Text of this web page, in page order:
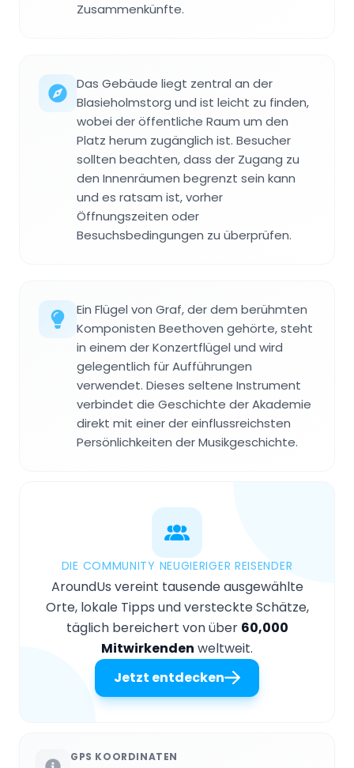
Zusammenkünfte.
Das Gebäude liegt zentral an der
Blasieholmstorg und ist leicht zu finden,
wobei der öffentliche Raum um den
Platz herum zugänglich ist. Besucher
sollten beachten, dass der Zugang zu
den Innenräumen begrenzt sein kann
und es ratsam ist, vorher
Öffnungszeiten oder
Besuchsbedingungen zu überprüfen.
Ein Flügel von Graf, der dem berühmten
Komponisten Beethoven gehörte, steht
in einem der Konzertflügel und wird
gelegentlich für Aufführungen
verwendet. Dieses seltene Instrument
verbindet die Geschichte der Akademie
direkt mit einer der einflussreichsten
Persönlichkeiten der Musikgeschichte.
DIE COMMUNITY NEUGIERIGER REISENDER
AroundUs vereint tausende ausgewählte
Orte, lokale Tipps und versteckte Schätze,
täglich bereichert von über 60,000
Mitwirkenden weltweit.
Jetzt entdecken
GPS KOORDINATEN